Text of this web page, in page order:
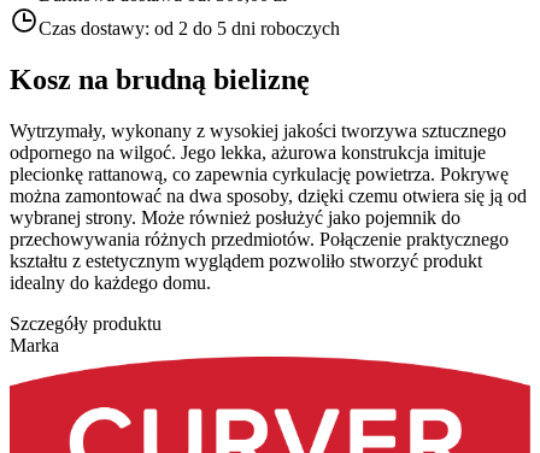
Czas dostawy: od 2 do 5 dni roboczych
Kosz na brudną bieliznę
Wytrzymały, wykonany z wysokiej jakości tworzywa sztucznego
odpornego na wilgoć. Jego lekka, ażurowa konstrukcja imituje
plecionkę rattanową, co zapewnia cyrkulację powietrza. Pokrywę
można zamontować na dwa sposoby, dzięki czemu otwiera się ją od
wybranej strony. Może również posłużyć jako pojemnik do
przechowywania różnych przedmiotów. Połączenie praktycznego
kształtu z estetycznym wyglądem pozwoliło stworzyć produkt
idealny do każdego domu.
Szczegóły produktu
Marka